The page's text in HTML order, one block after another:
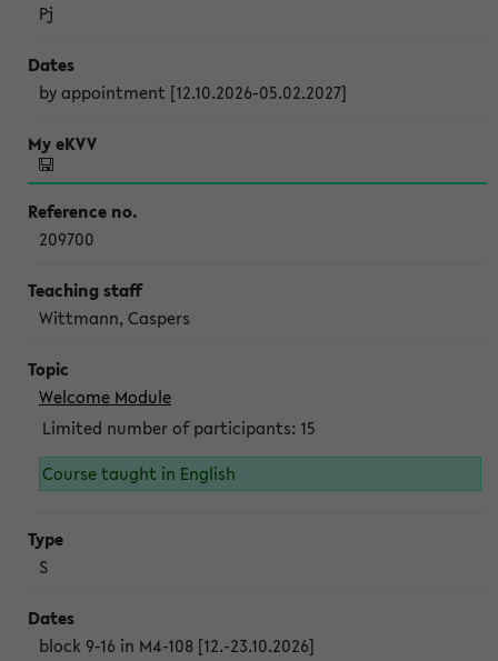
Pj
by appointment [12.10.2026-05.02.2027]
209700
Wittmann, Caspers
Welcome Module
Limited number of participants: 15
Course taught in English
S
block 9-16 in M4-108 [12.-23.10.2026]